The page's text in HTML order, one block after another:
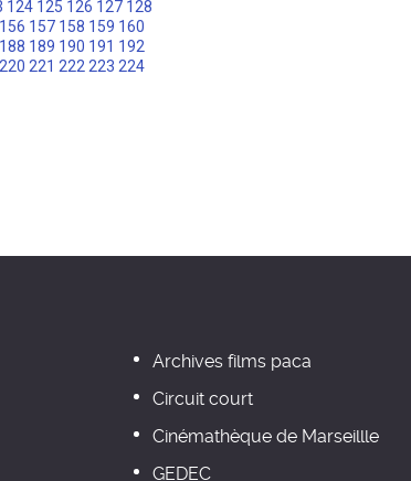
124 125 126 127 128
156 157 158 159 160
188 189 190 191 192
220 221 222 223 224
Archives films paca
Circuit court
Cinémathèque de Marseillle
GEDEC